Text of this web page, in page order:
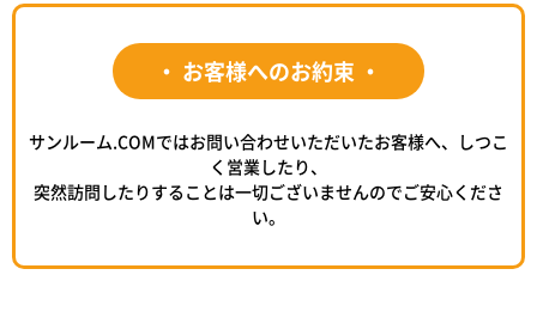
・ お客様へのお約束 ・
サンルーム.COMではお問い合わせいただいたお客様へ、しつこ
く営業したり、
突然訪問したりすることは一切ございませんのでご安心くださ
い。